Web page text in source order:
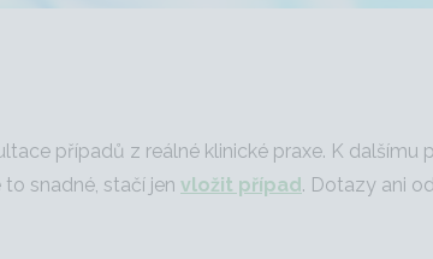
případů z reálné klinické praxe. K dalšímu
snadné, stačí jen vložit případ. Dotazy ani